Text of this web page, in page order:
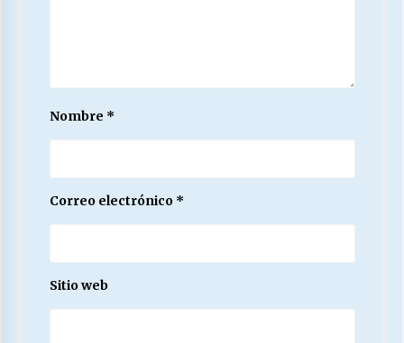
Nombre *
Correo electrónico *
Sitio web